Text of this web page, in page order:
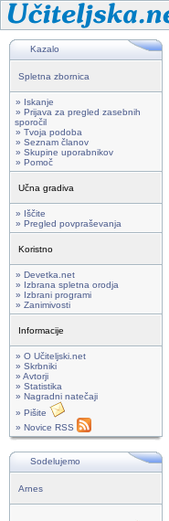
Kazalo
Spletna zbornica
» Iskanje
» Prijava za pregled zasebnih
sporočil
» Tvoja podoba
» Seznam članov
» Skupine uporabnikov
» Pomoč
Učna gradiva
» Iščite
» Pregled povpraševanja
Koristno
» Devetka.net
» Izbrana spletna orodja
» Izbrani programi
» Zanimivosti
Informacije
» O Učiteljski.net
» Skrbniki
» Avtorji
» Statistika
» Nagradni natečaji
» Pišite
» Novice RSS
Sodelujemo
Arnes